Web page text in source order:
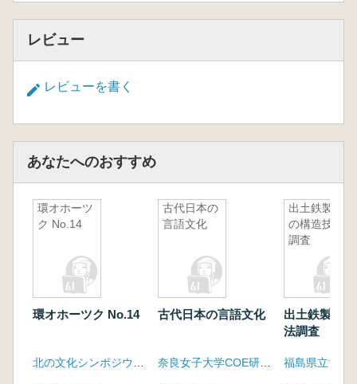
レビュー
レビューを書く
あなたへのおすすめ
環オホーツ
ク No.14
環オホーツク No.14
古代日本の
言語文化
古代日本の言語文化
出土鉄製品
の構造技法
調査
出土鉄製品
法調査
福島県立博物